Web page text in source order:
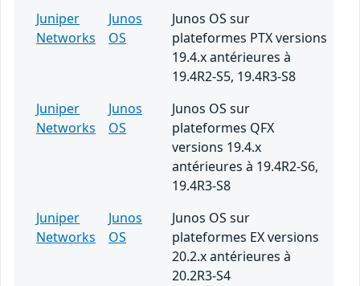
Juniper
Networks
Junos
OS
Junos OS sur
plateformes PTX versions
19.4.x antérieures à
19.4R2-S5, 19.4R3-S8
Juniper
Networks
Junos
OS
Junos OS sur
plateformes QFX
versions 19.4.x
antérieures à 19.4R2-S6,
19.4R3-S8
Juniper
Networks
Junos
OS
Junos OS sur
plateformes EX versions
20.2.x antérieures à
20.2R3-S4